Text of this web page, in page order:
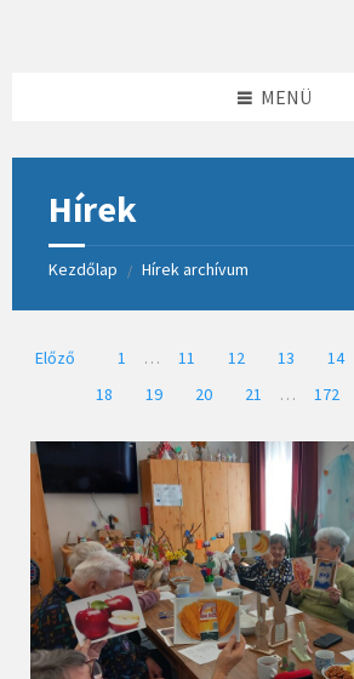
MENÜ
Hírek
Kezdőlap / Hírek archívum
Bejegyzések
lapozása
Előző 1 … 11 12 13 14
18
19 20 21 … 172